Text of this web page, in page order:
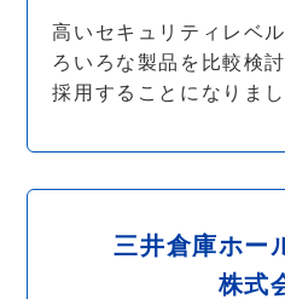
高いセキュリティレベ
ろいろな製品を比較検
採用することになりまし
三井倉庫ホー
株式